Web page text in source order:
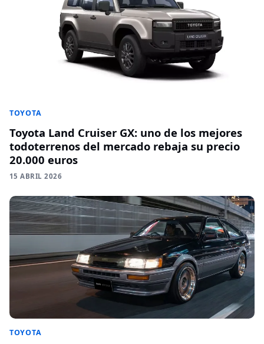
TOYOTA
Toyota Land Cruiser GX: uno de los mejores
todoterrenos del mercado rebaja su precio
20.000 euros
15 ABRIL 2026
TOYOTA